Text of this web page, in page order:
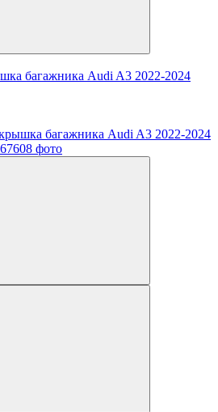
багажника Audi A3 2022-2024